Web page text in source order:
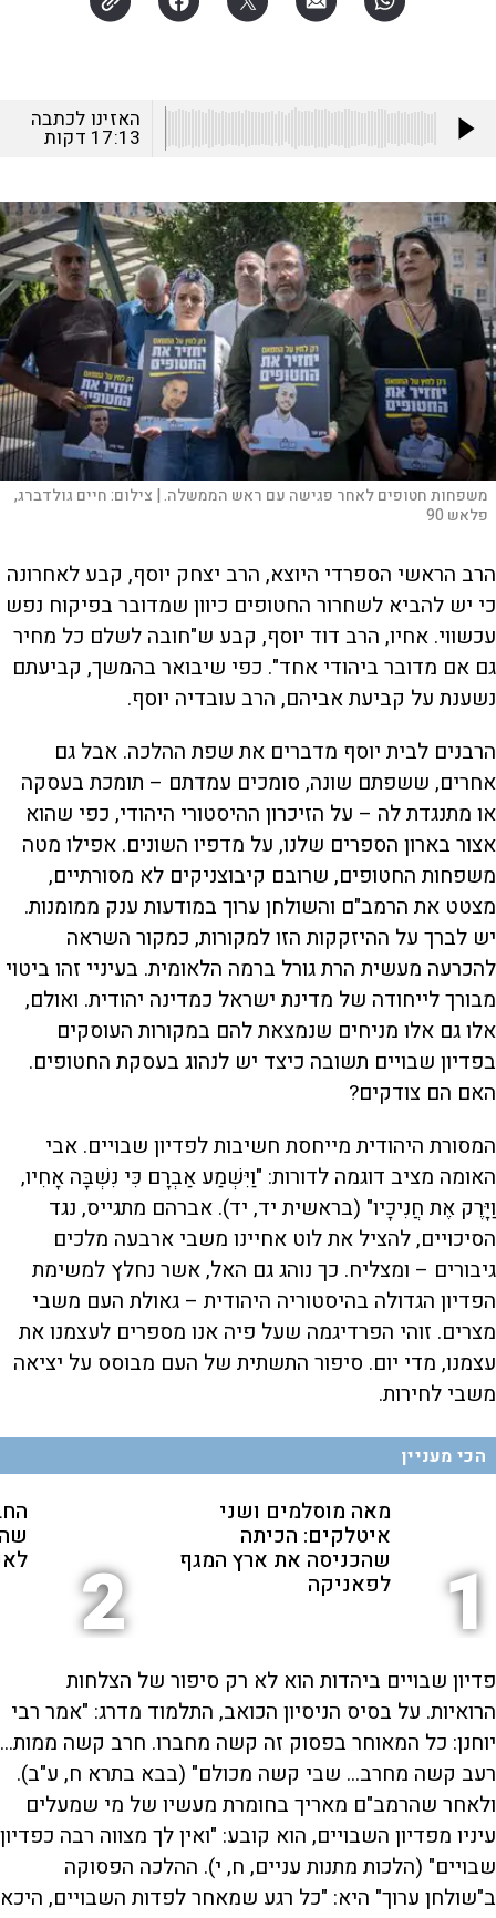
האזינו לכתבה
17:13 דקות
משפחות חטופים לאחר פגישה עם ראש הממשלה. | צילום:חיים גולדברג,
פלאש 90
הרב הראשי הספרדי היוצא, הרב יצחק יוסף, קבע לאחרונה
כי יש להביא לשחרור החטופים כיוון שמדובר בפיקוח נפש
עכשווי. אחיו, הרב דוד יוסף, קבע ש"חובה לשלם כל מחיר
גם אם מדובר ביהודי אחד". כפי שיבואר בהמשך, קביעתם
נשענת על קביעת אביהם, הרב עובדיה יוסף.
הרבנים לבית יוסף מדברים את שפת ההלכה. אבל גם
אחרים, ששפתם שונה, סומכים עמדתם – תומכת בעסקה
או מתנגדת לה – על הזיכרון ההיסטורי היהודי, כפי שהוא
אצור בארון הספרים שלנו, על מדפיו השונים. אפילו מטה
משפחות החטופים, שרובם קיבוצניקים לא מסורתיים,
מצטט את הרמב"ם והשולחן ערוך במודעות ענק ממומנות.
יש לברך על ההיזקקות הזו למקורות, כמקור השראה
להכרעה מעשית הרת גורל ברמה הלאומית. בעיניי זהו ביטוי
מבורך לייחודה של מדינת ישראל כמדינה יהודית. ואולם,
אלו גם אלו מניחים שנמצאת להם במקורות העוסקים
בפדיון שבויים תשובה כיצד יש לנהוג בעסקת החטופים.
האם הם צודקים?
המסורת היהודית מייחסת חשיבות לפדיון שבויים. אבי
האומה מציב דוגמה לדורות: "וַיִּשְׁמַע אַבְרָם כִּי נִשְׁבָּה אָחִיו,
וַיָּרֶק אֶת חֲנִיכָיו" (בראשית יד, יד). אברהם מתגייס, נגד
הסיכויים, להציל את לוט אחיינו משבי ארבעה מלכים
גיבורים – ומצליח. כך נוהג גם האל, אשר נחלץ למשימת
הפדיון הגדולה בהיסטוריה היהודית – גאולת העם משבי
מצרים. זוהי הפרדיגמה שעל פיה אנו מספרים לעצמנו את
עצמנו, מדי יום. סיפור התשתית של העם מבוסס על יציאה
משבי לחירות.
הכי מעניין
1
מאה מוסלמים ושני
איטלקים: הכיתה
שהכניסה את ארץ המגף
לפאניקה 2
פדיון שבויים ביהדות הוא לא רק סיפור של הצלחות
הרואיות. על בסיס הניסיון הכואב, התלמוד מדרג: "אמר רבי
יוחנן: כל המאוחר בפסוק זה קשה מחברו. חרב קשה ממות...
רעב קשה מחרב... שבי קשה מכולם" (בבא בתרא ח, ע"ב).
ולאחר שהרמב"ם מאריך בחומרת מעשיו של מי שמעלים
עיניו מפדיון השבויים, הוא קובע: "ואין לך מצווה רבה כפדיון
שבויים" (הלכות מתנות עניים, ח, י). ההלכה הפסוקה
ב"שולחן ערוך" היא: "כל רגע שמאחר לפדות השבויים, היכא